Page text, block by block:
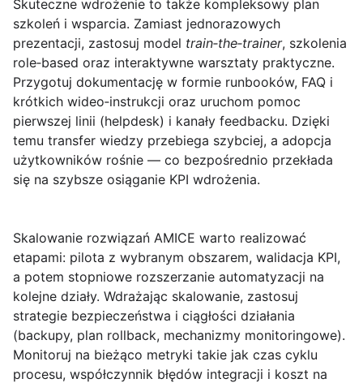
Skuteczne wdrożenie to także kompleksowy plan
szkoleń i wsparcia. Zamiast jednorazowych
prezentacji, zastosuj model train‑the‑trainer, szkolenia
role‑based oraz interaktywne warsztaty praktyczne.
Przygotuj dokumentację w formie runbooków, FAQ i
krótkich wideo‑instrukcji oraz uruchom pomoc
pierwszej linii (helpdesk) i kanały feedbacku. Dzięki
temu transfer wiedzy przebiega szybciej, a adopcja
użytkowników rośnie — co bezpośrednio przekłada
się na szybsze osiąganie KPI wdrożenia.
Skalowanie rozwiązań AMICE warto realizować
etapami: pilota z wybranym obszarem, walidacja KPI,
a potem stopniowe rozszerzanie automatyzacji na
kolejne działy. Wdrażając skalowanie, zastosuj
strategie bezpieczeństwa i ciągłości działania
(backupy, plan rollback, mechanizmy monitoringowe).
Monitoruj na bieżąco metryki takie jak czas cyklu
procesu, współczynnik błędów integracji i koszt na